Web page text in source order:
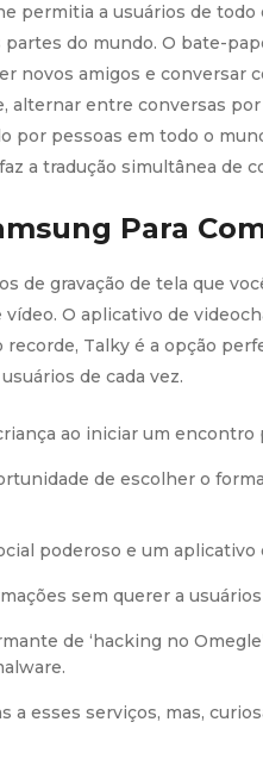
permitia a usuários de
do mundo. O bate-
novos amigos e conversar
alternar entre conversas
por pessoas em todo o
a tradução simultânea de
Para
de gravação de tela que
O aplicativo de
Talky é a opção
de cada vez.
ao iniciar um
de escolher o
poderoso e um
sem querer a
de ‘hacking no
a esses serviços, mas,